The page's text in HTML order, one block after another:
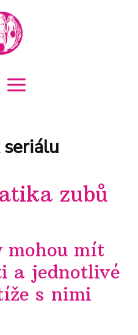
zubů
mohou mít
a jednotlivé
s nimi